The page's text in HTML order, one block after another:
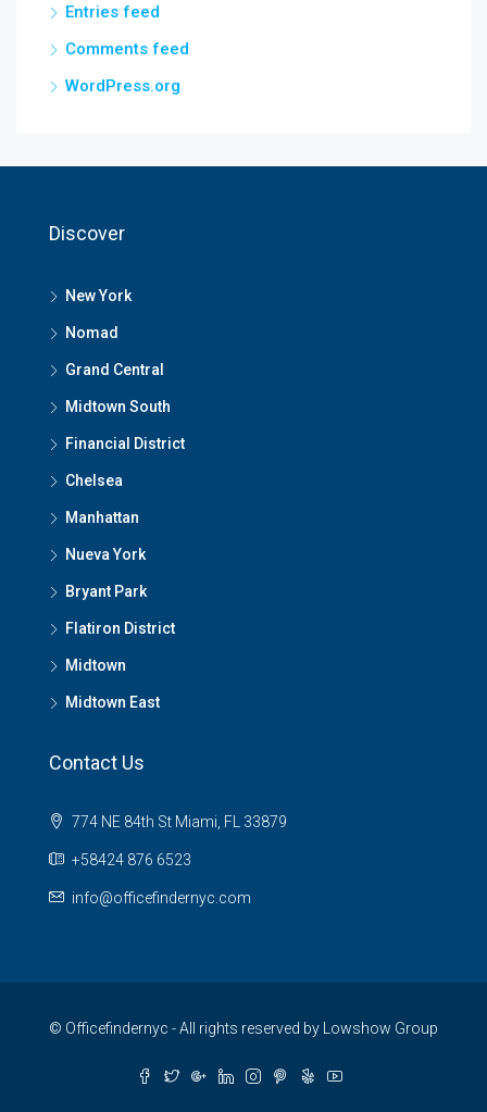
Entries feed
Comments feed
WordPress.org
Discover
New York
Nomad
Grand Central
Midtown South
Financial District
Chelsea
Manhattan
Nueva York
Bryant Park
Flatiron District
Midtown
Midtown East
Contact Us
774 NE 84th St Miami, FL 33879
+58424 876 6523
info@officefindernyc.com
© Officefindernyc - All rights reserved by Lowshow Group